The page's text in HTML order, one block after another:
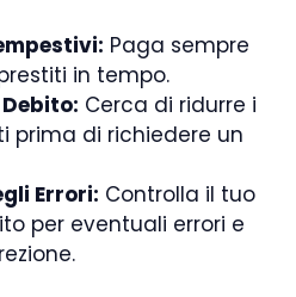
Paga sempre
in tempo.
Cerca di ridurre i
prima di richiedere un
Errori: Controlla il tuo
per eventuali errori e